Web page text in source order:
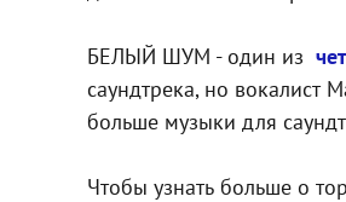
БЕЛЫЙ ШУМ - один из
саундтрека, но вокалист
больше музыки для
Чтобы узнать больше о